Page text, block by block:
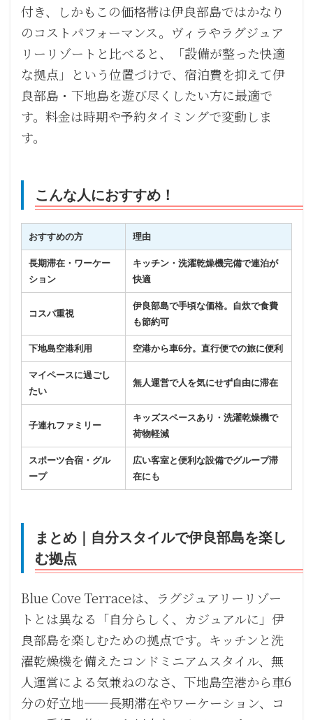
付き、しかもこの価格帯は伊良部島ではかなり
のコストパフォーマンス。ヴィラやラグジュア
リーリゾートと比べると、「設備が整った快適
な拠点」という位置づけで、宿泊費を抑えて伊
良部島・下地島を遊び尽くしたい方に最適で
す。料金は時期や予約タイミングで変動しま
す。
こんな人におすすめ！
おすすめの方 理由
長期滞在・ワーケー
ション
キッチン・洗濯乾燥機完備で連泊が
快適
コスパ重視
伊良部島で手頃な価格。自炊で食費
も節約可
下地島空港利用 空港から車6分。直行便での旅に便利
マイペースに過ごし
たい
無人運営で人を気にせず自由に滞在
子連れファミリー
キッズスペースあり・洗濯乾燥機で
荷物軽減
スポーツ合宿・グル
ープ
広い客室と便利な設備でグループ滞
在にも
まとめ｜自分スタイルで伊良部島を楽し
む拠点
Blue Cove Terraceは、ラグジュアリーリゾー
トとは異なる「自分らしく、カジュアルに」伊
良部島を楽しむための拠点です。キッチンと洗
濯乾燥機を備えたコンドミニアムスタイル、無
人運営による気兼ねのなさ、下地島空港から車6
分の好立地——長期滞在やワーケーション、コ